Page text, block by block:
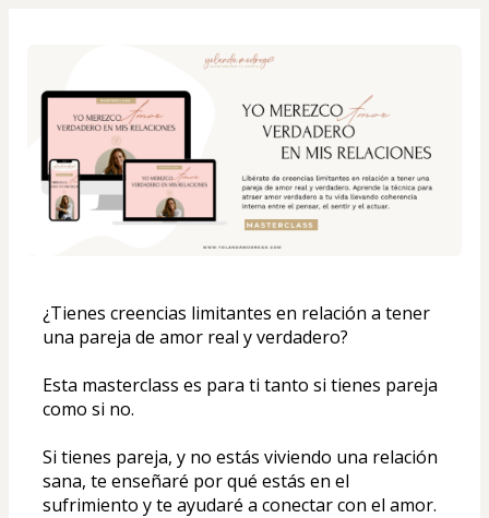
¿Tienes creencias limitantes en relación a tener
una pareja de amor real y verdadero?
Esta masterclass es para ti tanto si tienes pareja
como si no.
Si tienes pareja, y no estás viviendo una relación
sana, te enseñaré por qué estás en el
sufrimiento y te ayudaré a conectar con el amor.